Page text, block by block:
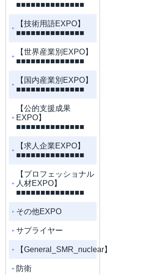
■■■■■■■■■■■■■■
【技術用語EXPO】
■■■■■■■■■■■■■■
【世界産業別EXPO】
■■■■■■■■■■■■■■
【国内産業別EXPO】
■■■■■■■■■■■■■■
【公的支援成果
EXPO】
■■■■■■■■■■■■■■
【求人企業EXPO】
■■■■■■■■■■■■■■
【プロフェッショナル
人材EXPO】
■■■■■■■■■■■■■■
その他EXPO
サプライヤー
【General_SMR_nuclear】
防衛